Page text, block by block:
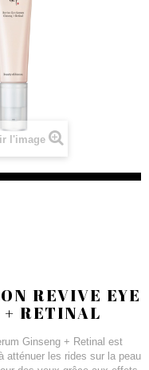
l'image
REVIVE EYE
+ RETINAL
Ginseng + Retinal est
atténuer les rides sur la peau